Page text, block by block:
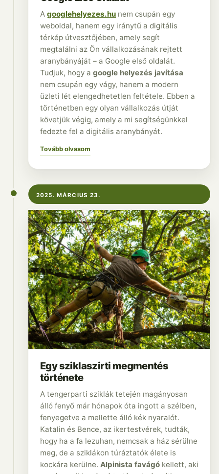
A googlehelyezes.hu nem csupán egy
weboldal, hanem egy iránytű a digitális
térkép útvesztőjében, amely segít
megtalálni az Ön vállalkozásának rejtett
aranybányáját – a Google első oldalát.
Tudjuk, hogy a google helyezés javítása
nem csupán egy vágy, hanem a modern
üzleti lét elengedhetetlen feltétele. Ebben a
történetben egy olyan vállalkozás útját
követjük végig, amely a mi segítségünkkel
fedezte fel a digitális aranybányát.
Tovább olvasom
2025. MÁRCIUS 23.
Egy sziklaszirti megmentés
története
A tengerparti sziklák tetején magányosan
álló fenyő már hónapok óta ingott a szélben,
fenyegetve a mellette álló kék nyaralót.
Katalin és Bence, az ikertestvérek, tudták,
hogy ha a fa lezuhan, nemcsak a ház sérülne
meg, de a sziklákon túráztatók élete is
kockára kerülne. Alpinista favágó kellett, aki